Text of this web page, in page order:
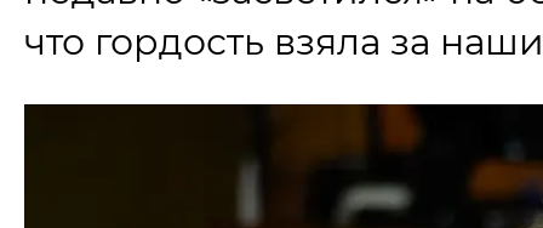
что гордость взяла за